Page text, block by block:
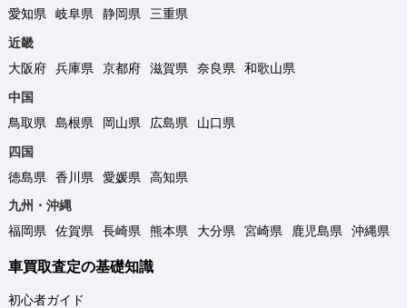
愛知県
岐阜県 静岡県
三重県
近畿
大阪府
兵庫県 京都府 滋賀県 奈良県
和歌山県
中国
鳥取県
島根県 岡山県 広島県
山口県
四国
徳島県
香川県 愛媛県
高知県
九州・沖縄
福岡県
佐賀県 長崎県 熊本県 大分県 宮崎県 鹿児島県 沖縄県
車買取査定の基礎知識
初心者ガイド